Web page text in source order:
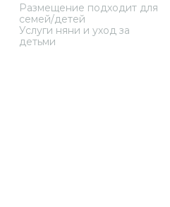
Размещение подходит для
семей/детей
Услуги няни и уход за
детьми